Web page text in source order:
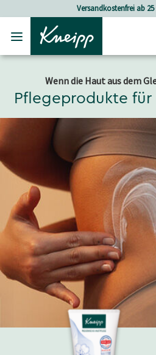
Skip to main content
Skip to footer contentVersandkostenfrei ab
Wenn die Haut aus dem
Pflegeprodukte